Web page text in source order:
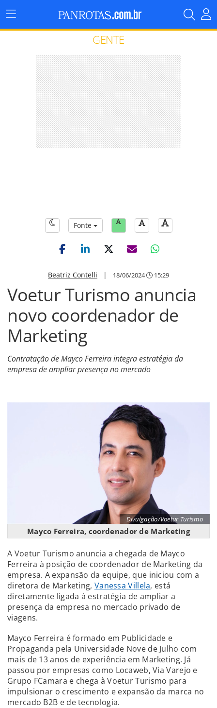
Menu
Principal
GENTE
Fonte
Beatriz Contelli | 18/06/2024 15:29
Voetur Turismo anuncia
novo coordenador de
Marketing
Contratação de Mayco Ferreira integra estratégia da
empresa de ampliar presença no mercado
Divulgação/Voetur Turismo
Mayco Ferreira, coordenador de Marketing
A Voetur Turismo anuncia a chegada de Mayco
Ferreira à posição de coordenador de Marketing da
empresa. A expansão da equipe, que iniciou com a
diretora de Marketing, Vanessa Villela, está
diretamente ligada à estratégia de ampliar a
presença da empresa no mercado privado de
viagens.
Mayco Ferreira é formado em Publicidade e
Propaganda pela Universidade Nove de Julho com
mais de 13 anos de experiência em Marketing. Já
passou por empresas como Locaweb, Via Varejo e
Grupo FCamara e chega à Voetur Turismo para
impulsionar o crescimento e expansão da marca no
mercado B2B e de tecnologia.